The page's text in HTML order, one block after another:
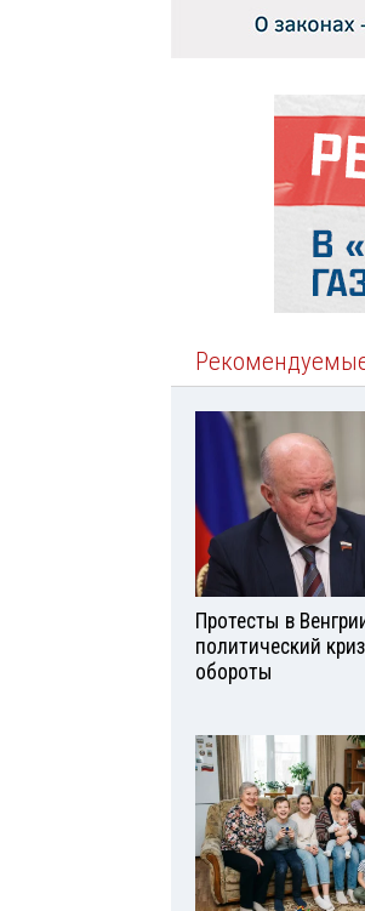
Протесты в
политический
обороты